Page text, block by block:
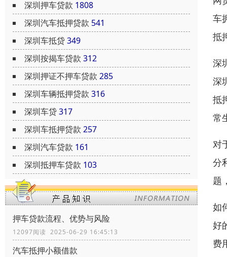
深圳押车贷款 1808
深圳汽车抵押贷款 541
深圳车抵贷349
深圳按揭车贷款 312
深圳押证不押车贷款 285
深圳车辆抵押贷款 316
深圳车贷317
深圳车抵押贷款 257
深圳汽车贷款 161
深圳抵押车贷款 103
押车贷款流程、优势与风险
12097阅读 2025-06-29 16:45:13
汽车抵押小额借款
车
抵
深
深
抵
常
对
分
题
如
好
费